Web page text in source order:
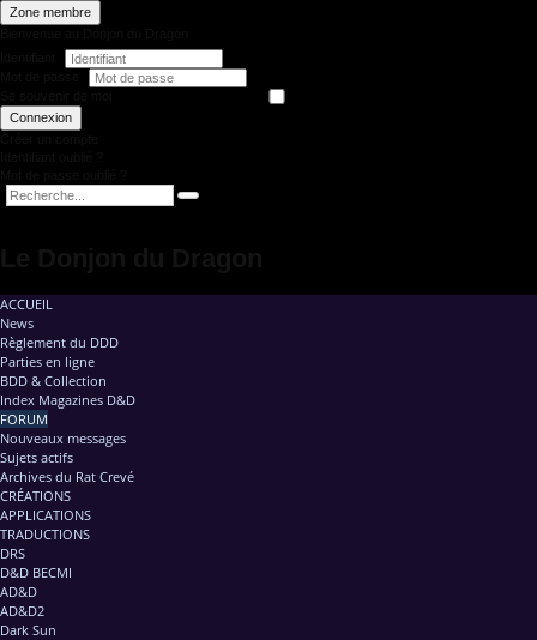
Zone membre
Connexion
ACCUEIL
News
Règlement du DDD
Parties en ligne
BDD & Collection
Index Magazines D&D
FORUM
Nouveaux messages
Sujets actifs
Archives du Rat Crevé
CRÉATIONS
APPLICATIONS
TRADUCTIONS
DRS
D&D BECMI
AD&D
AD&D2
Dark Sun